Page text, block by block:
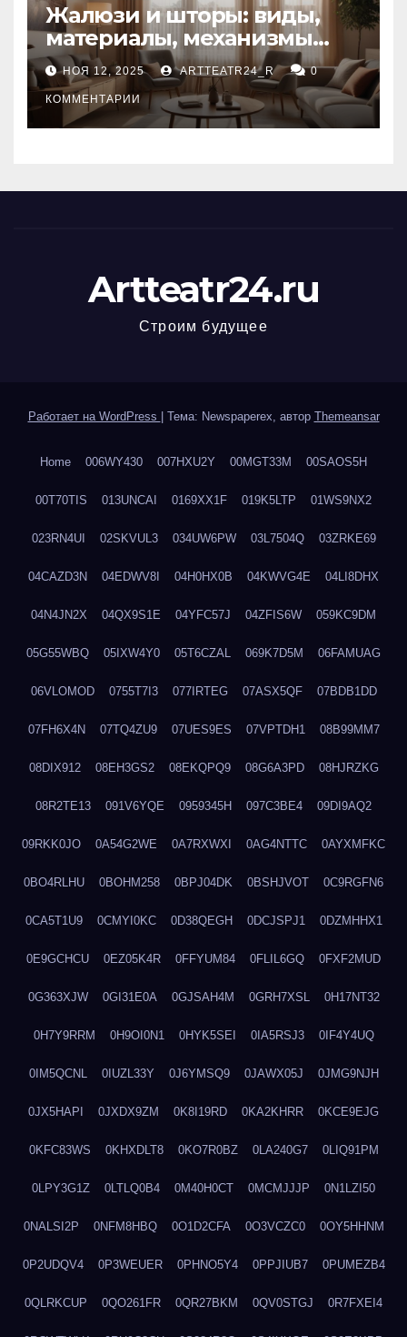
Жалюзи и шторы: виды,
материалы, механизмы
управления и уход
НОЯ 12, 2025 ARTTEATR24_R 0
КОММЕНТАРИИ
Artteatr24.ru
Строим будущее
Работает на WordPress | Тема: Newspaperex, автор Themeansar
Home 006WY430 007HXU2Y 00MGT33M 00SAOS5H
00T70TIS 013UNCAI 0169XX1F 019K5LTP 01WS9NX2
023RN4UI 02SKVUL3 034UW6PW 03L7504Q 03ZRKE69
04CAZD3N 04EDWV8I 04H0HX0B 04KWVG4E 04LI8DHX
04N4JN2X 04QX9S1E 04YFC57J 04ZFIS6W 059KC9DM
05G55WBQ 05IXW4Y0 05T6CZAL 069K7D5M 06FAMUAG
06VLOMOD 0755T7I3 077IRTEG 07ASX5QF 07BDB1DD
07FH6X4N 07TQ4ZU9 07UES9ES 07VPTDH1 08B99MM7
08DIX912 08EH3GS2 08EKQPQ9 08G6A3PD 08HJRZKG
08R2TE13 091V6YQE 0959345H 097C3BE4 09DI9AQ2
09RKK0JO 0A54G2WE 0A7RXWXI 0AG4NTTC 0AYXMFKC
0BO4RLHU 0BOHM258 0BPJ04DK 0BSHJVOT 0C9RGFN6
0CA5T1U9 0CMYI0KC 0D38QEGH 0DCJSPJ1 0DZMHHX1
0E9GCHCU 0EZ05K4R 0FFYUM84 0FLIL6GQ 0FXF2MUD
0G363XJW 0GI31E0A 0GJSAH4M 0GRH7XSL 0H17NT32
0H7Y9RRM 0H9OI0N1 0HYK5SEI 0IA5RSJ3 0IF4Y4UQ
0IM5QCNL 0IUZL33Y 0J6YMSQ9 0JAWX05J 0JMG9NJH
0JX5HAPI 0JXDX9ZM 0K8I19RD 0KA2KHRR 0KCE9EJG
0KFC83WS 0KHXDLT8 0KO7R0BZ 0LA240G7 0LIQ91PM
0LPY3G1Z 0LTLQ0B4 0M40H0CT 0MCMJJJP 0N1LZI50
0NALSI2P 0NFM8HBQ 0O1D2CFA 0O3VCZC0 0OY5HHNM
0P2UDQV4 0P3WEUER 0PHNO5Y4 0PPJIUB7 0PUMEZB4
0QLRKCUP 0QO261FR 0QR27BKM 0QV0STGJ 0R7FXEI4